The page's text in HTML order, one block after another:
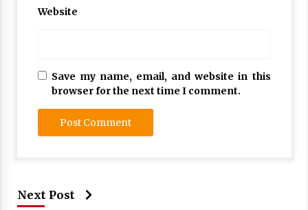
Website
Save my name, email, and website in this
browser for the next time I comment.
Next Post